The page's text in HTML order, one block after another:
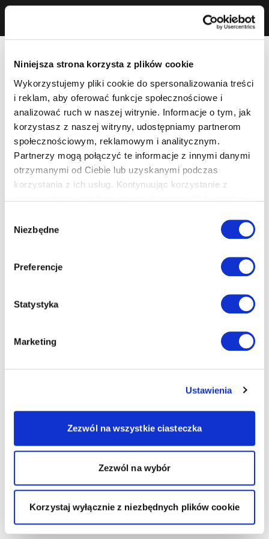
Niniejsza strona korzysta z plików cookie
Wykorzystujemy pliki cookie do spersonalizowania treści
i reklam, aby oferować funkcje społecznościowe i
analizować ruch w naszej witrynie. Informacje o tym, jak
korzystasz z naszej witryny, udostępniamy partnerom
społecznościowym, reklamowym i analitycznym.
Partnerzy mogą połączyć te informacje z innymi danymi
otrzymanymi od Ciebie lub uzyskanymi podczas
korzystania z ich usług. Kontynuując korzystanie z
zgody
Niezbędne
Preferencje
Statystyka
Marketing
Ustawienia
Zezwól na wszystkie ciasteczka
Zezwól na wybór
Korzystaj wyłącznie z niezbędnych plików cookie